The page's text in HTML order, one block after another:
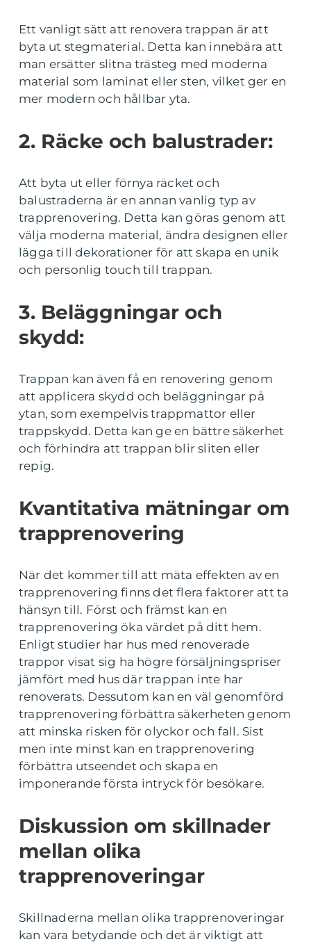
Ett vanligt sätt att renovera trappan är att
byta ut stegmaterial. Detta kan innebära att
man ersätter slitna trästeg med moderna
material som laminat eller sten, vilket ger en
mer modern och hållbar yta.
2. Räcke och balustrader:
Att byta ut eller förnya räcket och
balustraderna är en annan vanlig typ av
trapprenovering. Detta kan göras genom att
välja moderna material, ändra designen eller
lägga till dekorationer för att skapa en unik
och personlig touch till trappan.
3. Beläggningar och
skydd:
Trappan kan även få en renovering genom
att applicera skydd och beläggningar på
ytan, som exempelvis trappmattor eller
trappskydd. Detta kan ge en bättre säkerhet
och förhindra att trappan blir sliten eller
repig.
Kvantitativa mätningar om
trapprenovering
När det kommer till att mäta effekten av en
trapprenovering finns det flera faktorer att ta
hänsyn till. Först och främst kan en
trapprenovering öka värdet på ditt hem.
Enligt studier har hus med renoverade
trappor visat sig ha högre försäljningspriser
jämfört med hus där trappan inte har
renoverats. Dessutom kan en väl genomförd
trapprenovering förbättra säkerheten genom
att minska risken för olyckor och fall. Sist
men inte minst kan en trapprenovering
förbättra utseendet och skapa en
imponerande första intryck för besökare.
Diskussion om skillnader
mellan olika
trapprenoveringar
Skillnaderna mellan olika trapprenoveringar
kan vara betydande och det är viktigt att